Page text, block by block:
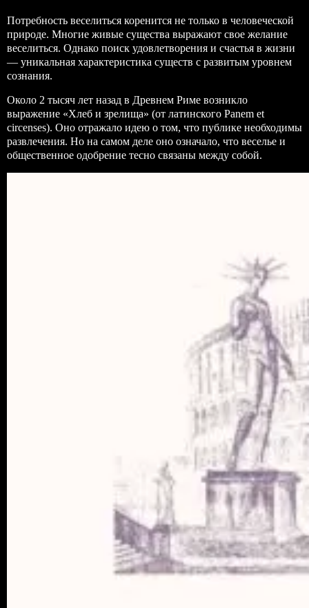
Потребность веселиться коренится не только в человеческой
природе. Многие живые существа выражают свое желание
веселиться. Однако поиск удовлетворения и счастья в жизни
— уникальная характеристика существ с развитым уровнем
сознания.
Около 2 тысяч лет назад в Древнем Риме возникло
выражение «Хлеб и зрелища» (от латинского Panem et
circenses). Оно отражало идею о том, что публике необходимы
развлечения. Но на самом деле оно означало, что веселье и
общественное одобрение тесно связаны между собой.